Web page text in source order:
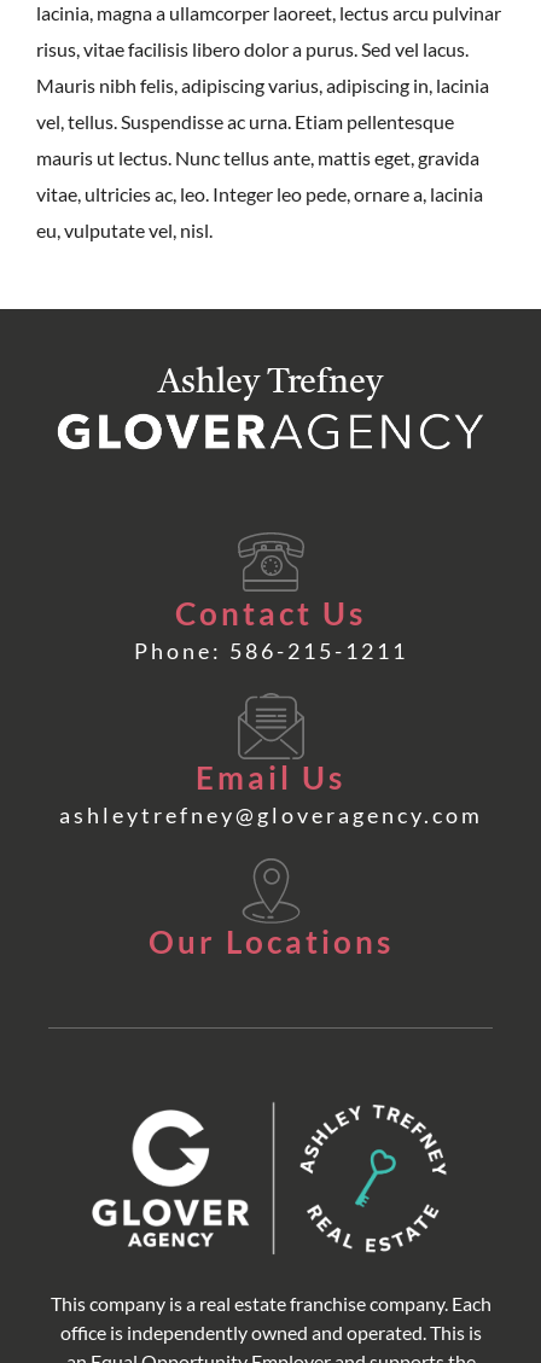
lacinia, magna a ullamcorper laoreet, lectus arcu pulvinar
risus, vitae facilisis libero dolor a purus. Sed vel lacus.
Mauris nibh felis, adipiscing varius, adipiscing in, lacinia
vel, tellus. Suspendisse ac urna. Etiam pellentesque
mauris ut lectus. Nunc tellus ante, mattis eget, gravida
vitae, ultricies ac, leo. Integer leo pede, ornare a, lacinia
eu, vulputate vel, nisl.
Ashley Trefney
Contact Us
Phone: 586-215-1211
Email Us
ashleytrefney@gloveragency.com
Our Locations
This company is a real estate franchise company. Each
office is independently owned and operated. This is